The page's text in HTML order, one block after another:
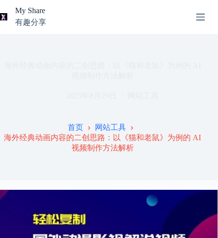
过
站
知
分
享
My Share
有趣分享
首页
网站工具
海外经典动画内容的二创思路：以《猫和老鼠》为例的 AI
视频制作方法解析